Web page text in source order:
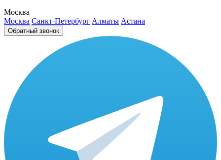
Москва
Москва Санкт-Петербург Алматы Астана
Обратный звонок